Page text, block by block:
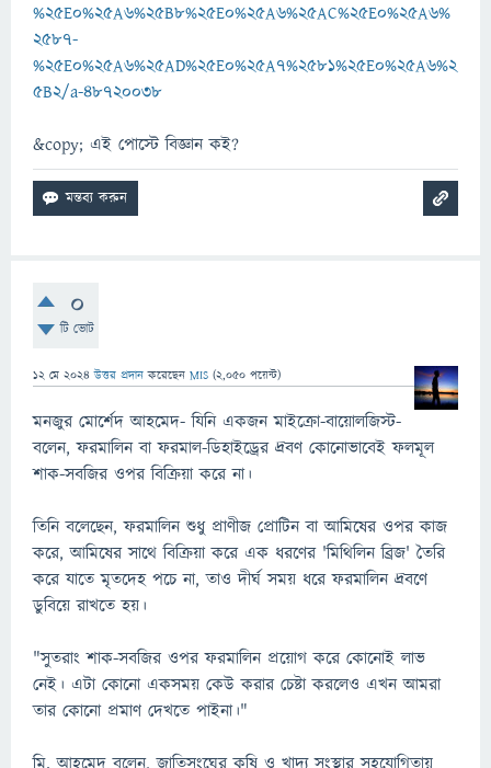
%25E0%25A6%25B8%25E0%25A6%25AC%25E0%25A6%
2587-
%25E0%25A6%25AD%25E0%25A7%2581%25E0%25A6%2
5B2/a-48720038
&copy; এই পোস্টে বিজ্ঞান কই?
0
টি ভোট
12 মে 2024 উত্তর প্রদান করেছেন MIS (2,050 পয়েন্ট)
মনজুর মোর্শেদ আহমেদ- যিনি একজন মাইক্রো-বায়োলজিস্ট-
বলেন, ফরমালিন বা ফরমাল-ডিহাইড্রের দ্রবণ কোনোভাবেই ফলমূল
শাক-সবজির ওপর বিক্রিয়া করে না।
তিনি বলেছেন, ফরমালিন শুধু প্রাণীজ প্রোটিন বা আমিষের ওপর কাজ
করে, আমিষের সাথে বিক্রিয়া করে এক ধরণের 'মিথিলিন ব্রিজ' তৈরি
করে যাতে মৃতদেহ পচে না, তাও দীর্ঘ সময় ধরে ফরমালিন দ্রবণে
ডুবিয়ে রাখতে হয়।
"সুতরাং শাক-সবজির ওপর ফরমালিন প্রয়োগ করে কোনোই লাভ
নেই। এটা কোনো একসময় কেউ করার চেষ্টা করলেও এখন আমরা
তার কোনো প্রমাণ দেখতে পাইনা।"